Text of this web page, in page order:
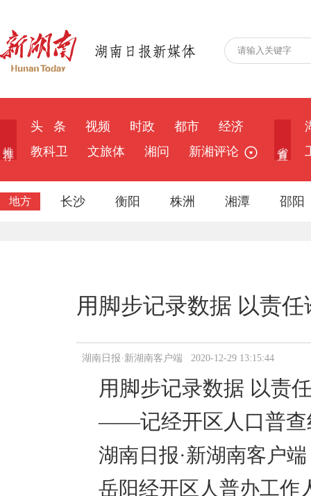
头 条 视频 时政 都市
经济
教科卫
文旅体 湘问 新湘评论
地方 长沙 衡阳 株洲 湘潭 邵阳
用脚步记录数据 以责
湖南日报·新湖南客户端 2020-12-29 13:15:44
用脚步记录数据 以责
——记经开区人口普查
湖南日报·新湖南客户
岳阳经开区人普办工作